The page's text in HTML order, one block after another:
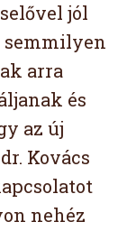
jól
semmilyen
arra
és
az új
Kovács
nehéz